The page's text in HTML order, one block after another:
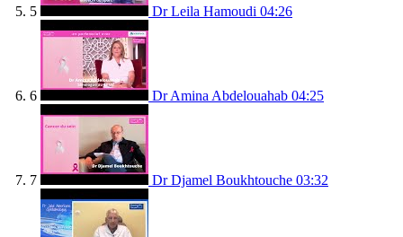
5 Dr Leila Hamoudi 04:26
6 Dr Amina Abdelouahab 04:25
7 Dr Djamel Boukhtouche 03:32